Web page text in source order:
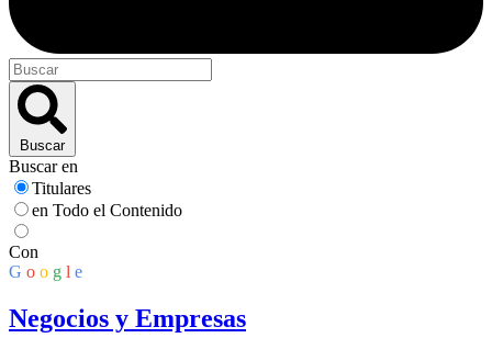
Buscar
Buscar en
Titulares
en Todo el Contenido
Con
G o o g l e
Negocios y Empresas